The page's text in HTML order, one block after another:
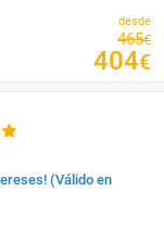
desde
465€
404€
(Válido en